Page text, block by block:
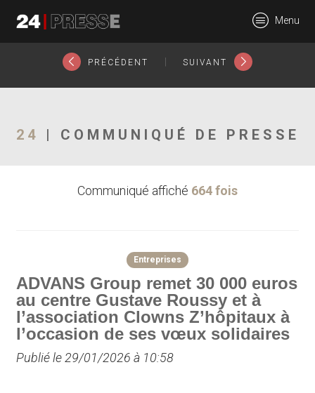
24Presse -
Communiqués de
Menu
PRÉCÉDENT SUIVANT
24 | COMMUNIQUÉ DE PRESSE
Communiqué affiché 664 fois
Entreprises
ADVANS Group remet 30 000 euros
au centre Gustave Roussy et à
l’association Clowns Z’hôpitaux à
l’occasion de ses vœux solidaires
Publié le 29/01/2026 à 10:58